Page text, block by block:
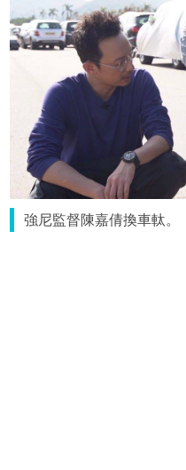
強尼監督陳嘉倩換車軚。